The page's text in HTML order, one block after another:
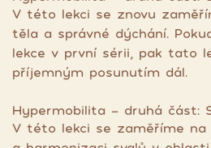
V této lekci se znovu
těla a správné dýchání.
lekce v první sérii, pak tato
příjemným posunutím dál.
Hypermobilita - druhá část:
V této lekci se zaměříme na